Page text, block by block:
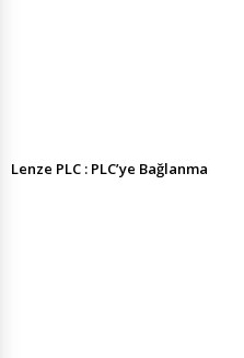
Lenze PLC : PLC’ye Bağlanma